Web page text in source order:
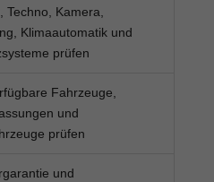
Techno, Kamera,
Klimaautomatik und
prüfen
Fahrzeuge,
und
prüfen
und